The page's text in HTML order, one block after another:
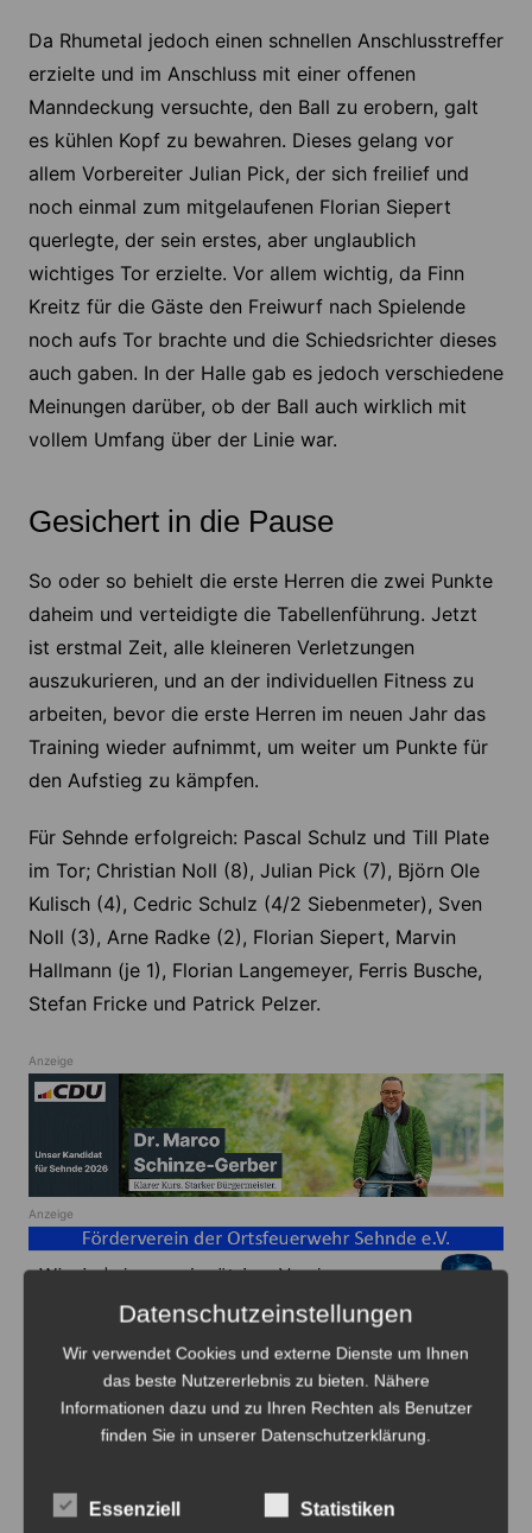
Da Rhumetal jedoch einen schnellen Anschlusstreffer
erzielte und im Anschluss mit einer offenen
Manndeckung versuchte, den Ball zu erobern, galt
es kühlen Kopf zu bewahren. Dieses gelang vor
allem Vorbereiter Julian Pick, der sich freilief und
noch einmal zum mitgelaufenen Florian Siepert
querlegte, der sein erstes, aber unglaublich
wichtiges Tor erzielte. Vor allem wichtig, da Finn
Kreitz für die Gäste den Freiwurf nach Spielende
noch aufs Tor brachte und die Schiedsrichter dieses
auch gaben. In der Halle gab es jedoch verschiedene
Meinungen darüber, ob der Ball auch wirklich mit
vollem Umfang über der Linie war.
Gesichert in die Pause
So oder so behielt die erste Herren die zwei Punkte
daheim und verteidigte die Tabellenführung. Jetzt
ist erstmal Zeit, alle kleineren Verletzungen
auszukurieren, und an der individuellen Fitness zu
arbeiten, bevor die erste Herren im neuen Jahr das
Training wieder aufnimmt, um weiter um Punkte für
den Aufstieg zu kämpfen.
Für Sehnde erfolgreich: Pascal Schulz und Till Plate
im Tor; Christian Noll (8), Julian Pick (7), Björn Ole
Kulisch (4), Cedric Schulz (4/2 Siebenmeter), Sven
Noll (3), Arne Radke (2), Florian Siepert, Marvin
Hallmann (je 1), Florian Langemeyer, Ferris Busche,
Stefan Fricke und Patrick Pelzer.
Anzeige
Anzeige
Sehnde Sport Vereine
Beitragsnavigation
Zurück
Datenschutzeinstellungen
Wir verwendet Cookies und externe Dienste um Ihnen
das beste Nutzererlebnis zu bieten. Nähere
Informationen dazu und zu Ihren Rechten als Benutzer
finden Sie in unserer Datenschutzerklärung.
Essenziell Statistiken